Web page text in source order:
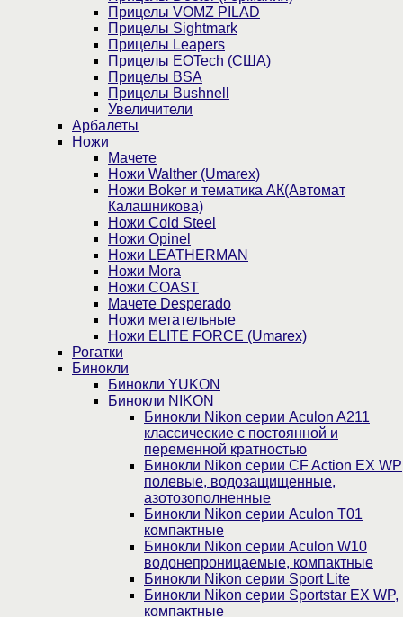
Прицелы VOMZ PILAD
Прицелы Sightmark
Прицелы Leapers
Прицелы EOTech (США)
Прицелы BSA
Прицелы Bushnell
Увеличители
Арбалеты
Ножи
Мачете
Ножи Walther (Umarex)
Ножи Boker и тематика АК(Автомат
Калашникова)
Ножи Cold Steel
Ножи Opinel
Ножи LEATHERMAN
Ножи Mora
Ножи COAST
Мачете Desperado
Ножи метательные
Ножи ELITE FORCE (Umarex)
Рогатки
Бинокли
Бинокли YUKON
Бинокли NIKON
Бинокли Nikon серии Aculon A211
классические с постоянной и
переменной кратностью
Бинокли Nikon серии СF Action EX WP
полевые, водозащищенные,
азотозополненные
Бинокли Nikon серии Aculon T01
компактные
Бинокли Nikon серии Aculon W10
водонепроницаемые, компактные
Бинокли Nikon серии Sport Lite
Бинокли Nikon серии Sportstar EX WP,
компактные